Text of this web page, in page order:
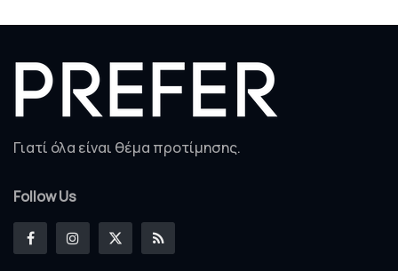
Γιατί όλα είναι θέμα προτίμησης.
Follow Us